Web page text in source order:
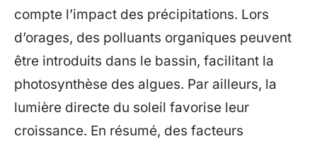
compte l’impact des précipitations. Lors
d’orages, des polluants organiques peuvent
être introduits dans le bassin, facilitant la
photosynthèse des algues. Par ailleurs, la
lumière directe du soleil favorise leur
croissance. En résumé, des facteurs